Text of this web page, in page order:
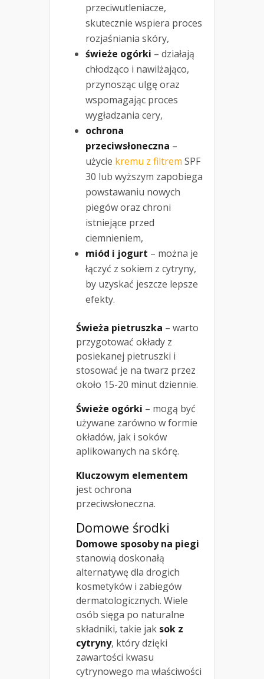
przeciwutleniacze,
skutecznie wspiera proces
rozjaśniania skóry,
świeże ogórki – działają
chłodząco i nawilżająco,
przynosząc ulgę oraz
wspomagając proces
wygładzania cery,
ochrona
przeciwsłoneczna –
użycie kremu z filtrem SPF
30 lub wyższym zapobiega
powstawaniu nowych
piegów oraz chroni
istniejące przed
ciemnieniem,
miód i jogurt – można je
łączyć z sokiem z cytryny,
by uzyskać jeszcze lepsze
efekty.
Świeża pietruszka – warto
przygotować okłady z
posiekanej pietruszki i
stosować je na twarz przez
około 15-20 minut dziennie.
Świeże ogórki – mogą być
używane zarówno w formie
okładów, jak i soków
aplikowanych na skórę.
Kluczowym elementem
jest ochrona
przeciwsłoneczna.
Domowe środki
Domowe sposoby na piegi
stanowią doskonałą
alternatywę dla drogich
kosmetyków i zabiegów
dermatologicznych. Wiele
osób sięga po naturalne
składniki, takie jak sok z
cytryny, który dzięki
zawartości kwasu
cytrynowego ma właściwości